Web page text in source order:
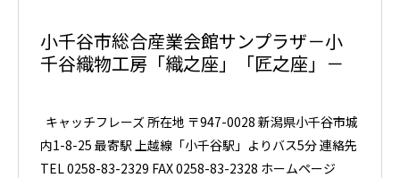
小千谷市総合産業会館サンプラザ－小
千谷織物工房「織之座」「匠之座」－
キャッチフレーズ 所在地 〒947-0028 新潟県小千谷市城
内1-8-25 最寄駅 上越線「小千谷駅」よりバス5分 連絡先
TEL 0258-83-2329 FAX 0258-83-2328 ホームページ